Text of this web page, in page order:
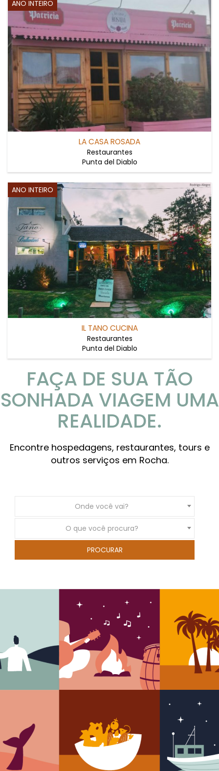
ANO INTEIRO
LA CASA ROSADA
Restaurantes
Punta del Diablo
ANO INTEIRO
IL TANO CUCINA
Restaurantes
Punta del Diablo
FAÇA DE SUA TÃO
SONHADA VIAGEM UMA
REALIDADE.
Encontre hospedagens, restaurantes, tours e
outros serviços em Rocha.
Onde você vai?
O que você procura?